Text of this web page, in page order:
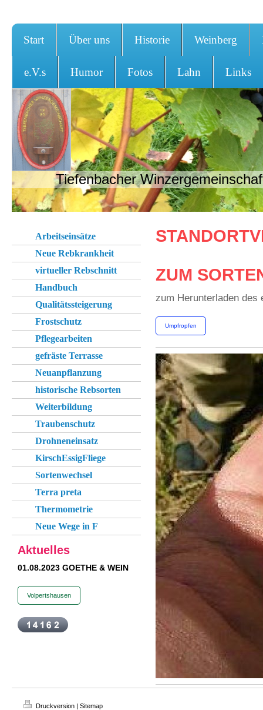
Start Über uns Historie Weinberg
e.V.s Humor Fotos Lahn Links
Tiefenbacher
Arbeitseinsätze
Neue Rebkrankheit
virtueller Rebschnitt
Handbuch
Qualitätssteigerung
Frostschutz
Pflegearbeiten
gefräste Terrasse
Neuanpflanzung
historische Rebsorten
Weiterbildung
Traubenschutz
Drohneneinsatz
KirschEssigFliege
Sortenwechsel
Terra preta
Thermometrie
Neue Wege in F
Aktuelles
01.08.2023 GOETHE & WEIN
Volpertshausen
ZUM
zum Herunterladen des
Umpfropfen
Druckversion | Sitemap